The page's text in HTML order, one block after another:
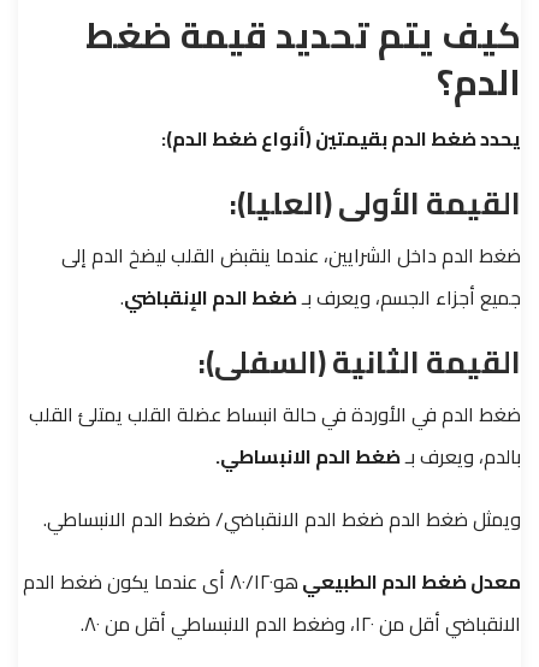
كيف يتم تحديد قيمة ضغط
الدم؟
يحدد ضغط الدم بقيمتين (أنواع ضغط الدم):
القيمة الأولى (العليا):
ضغط الدم داخل الشرايين، عندما ينقبض القلب ليضخ الدم إلى
جميع أجزاء الجسم، ويعرف بـضغط الدم الإنقباضي.
القيمة الثانية (السفلى)
:
ضغط الدم في الأوردة في حالة انبساط عضلة القلب يمتلئ القلب
بالدم، ويعرف بـضغط الدم الانبساطي.
ويمثل ضغط الدم ضغط الدم الانقباضي/ضغط الدم الانبساطي.
معدل ضغط الدم الطبيعي
هو٨٠/١٢٠ أى عندما يكون ضغط الدم
الانقباضي أقل من ١٢٠، وضغط الدم الانبساطي أقل من ٨٠.